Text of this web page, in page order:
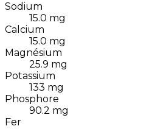
Sodium
15.0 mg
Calcium
15.0 mg
Magnésium
25.9 mg
Potassium
133 mg
Phosphore
90.2 mg
Fer